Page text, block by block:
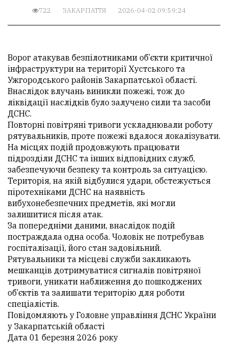
722 ЗАКАРПАТТЯ 2026-04-02 09:59:24
Ворог атакував безпілотниками об’єкти критичної
інфраструктури на території Хустського та
Ужгородського районів Закарпатської області.
Внаслідок влучань виникли пожежі, тож до
ліквідації наслідків було залучено сили та засоби
ДСНС.
Повторні повітряні тривоги ускладнювали роботу
рятувальників, проте пожежі вдалося локалізувати.
На місцях подій продовжують працювати
підрозділи ДСНС та інших відповідних служб,
забезпечуючи безпеку та контроль за ситуацією.
Територія, на якій відбулися удари, обстежується
піротехніками ДСНС на наявність
вибухонебезпечних предметів, які могли
залишитися після атак.
За попередніми даними, внаслідок подій
постраждала одна особа. Чоловік не потребував
госпіталізації, його стан задовільний.
Рятувальники та місцеві служби закликають
мешканців дотримуватися сигналів повітряної
тривоги, уникати наближення до пошкоджених
об’єктів та залишати територію для роботи
спеціалістів.
Повідомляють у Головне управління ДСНС України
у Закарпатській області
Дата 01 березня 2026 року